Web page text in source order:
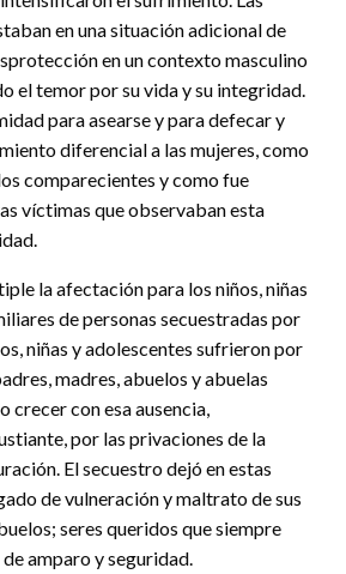
en una situación adicional de
en un contexto masculino
el temor por su vida y su integridad.
para asearse y para defecar y
diferencial a las mujeres, como
comparecientes y como fue
víctimas que observaban esta
la afectación para los niños, niñas
de personas secuestradas por
niñas y adolescentes sufrieron por
madres, abuelos y abuelas
crecer con esa ausencia,
por las privaciones de la
El secuestro dejó en estas
de vulneración y maltrato de sus
seres queridos que siempre
amparo y seguridad.